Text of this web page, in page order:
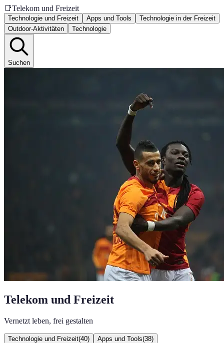
📑Telekom und Freizeit
Technologie und Freizeit Apps und Tools
Technologie in der Freizeit
Outdoor-Aktivitäten
Technologie
Suchen
Telekom und Freizeit
Vernetzt leben, frei gestalten
Technologie und Freizeit(40) Apps und Tools(38)